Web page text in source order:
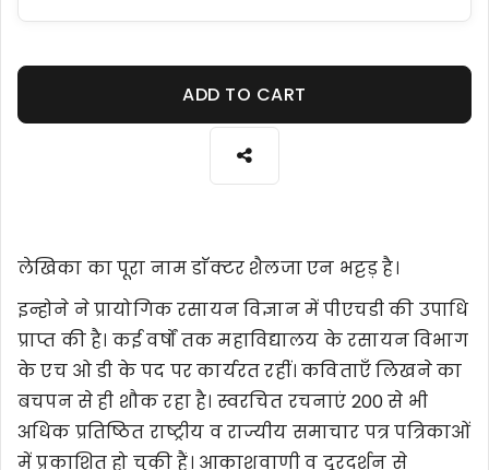
ADD TO CART
लेखिका का पूरा नाम डाॅक्टर शैलजा एन भट्टड़ है।
इन्होने ने प्रायोगिक रसायन विज्ञान में पीएचडी की उपाधि
प्राप्त की है। कई वर्षों तक महाविद्यालय के रसायन विभाग
के एच ओ डी के पद पर कार्यरत रहींं। कविताएँ लिखने का
बचपन से ही शौक रहा है। स्वरचित रचनाएं 200 से भी
अधिक प्रतिष्ठित राष्ट्रीय व राज्यीय समाचार पत्र पत्रिकाओं
में प्रकाशित हो चुकी हैं। आकाशवाणी व दूरदर्शन से